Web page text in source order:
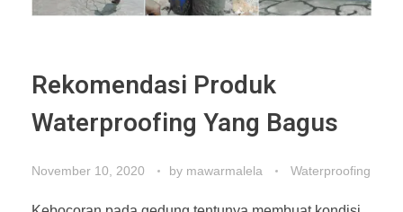
Rekomendasi Produk
Waterproofing Yang Bagus
November 10, 2020 by mawarmalela Waterproofing